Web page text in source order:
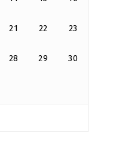
21 22 23
28 29 30